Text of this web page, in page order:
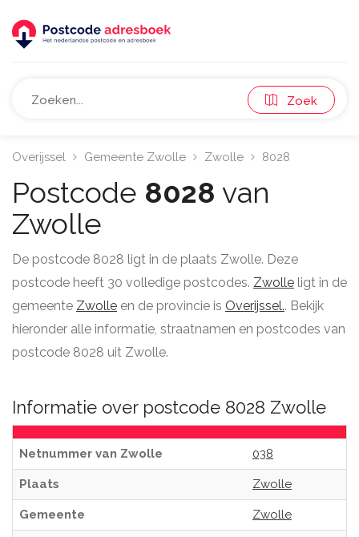
Zoek
Overijssel Gemeente Zwolle Zwolle 8028
Postcode 8028 van
Zwolle
De postcode 8028 ligt in de plaats Zwolle. Deze
postcode heeft 30 volledige postcodes. Zwolle ligt in de
gemeente Zwolle en de provincie is Overijssel.. Bekijk
hieronder alle informatie, straatnamen en postcodes van
postcode 8028 uit Zwolle.
Informatie over postcode 8028 Zwolle
Netnummer van Zwolle 038
Plaats Zwolle
Gemeente Zwolle